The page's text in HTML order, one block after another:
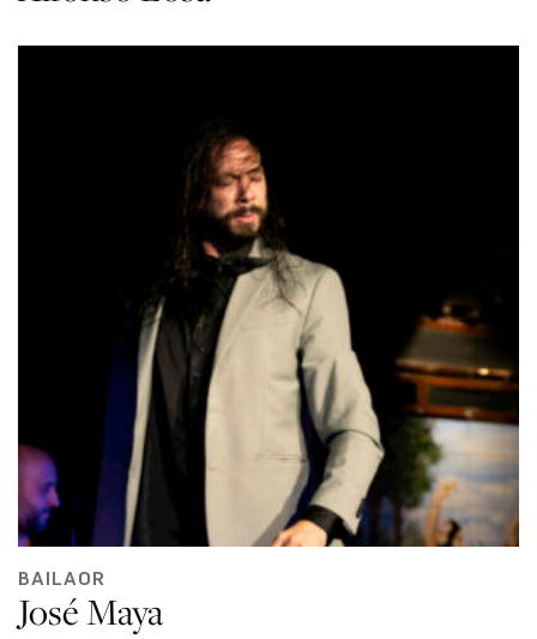
BAILAOR
José Maya